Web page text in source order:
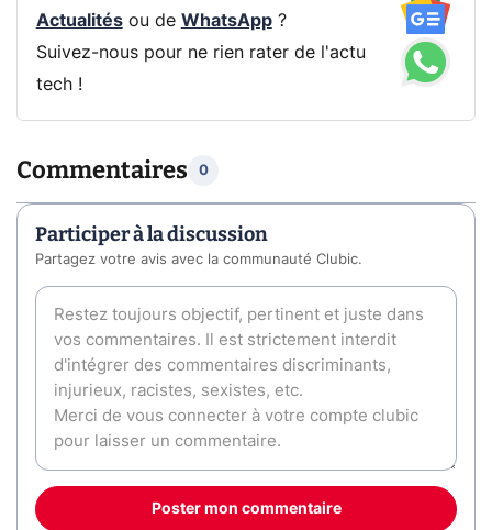
Actualitésou de WhatsApp?
Suivez-nous pour ne rien rater de l'actu
tech !
Commentaires 0
Participer à la discussion
Partagez votre avis avec la communauté Clubic.
Poster mon commentaire